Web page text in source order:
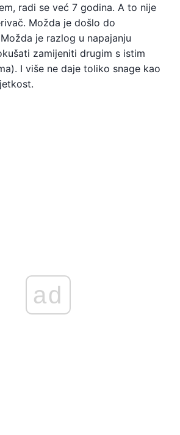
radi se već 7 godina. A to nije
Možda je došlo do
je razlog u napajanju
zamijeniti drugim s istim
I više ne daje toliko snage kao
ad